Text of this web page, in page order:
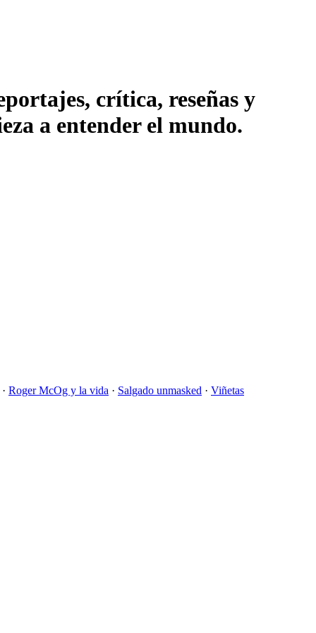
crítica, reseñas y
a entender el mundo.
· Roger McOg y la vida · Salgado unmasked · Viñetas